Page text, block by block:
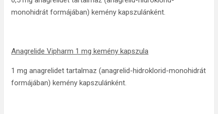
monohidrát formájában) kemény kapszulánként.
Anagrelide Vipharm 1 mg kemény kapszula
1 mg anagrelidet tartalmaz (anagrelid-hidroklorid-monohidrát
formájában) kemény kapszulánként.